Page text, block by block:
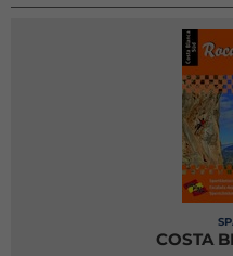
COSTA